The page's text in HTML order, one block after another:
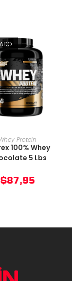
AL CARRITO
Protein
100% Whey
5 Lbs
$87,95